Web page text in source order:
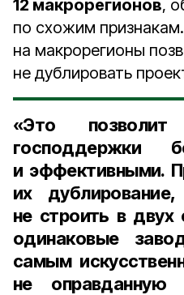
12 макрорегионов,
по схожим
на макрорегионы
не дублировать
«Это
господдержки
и эффективными.
их
не строить в двух
одинаковые
самым
не оправданную